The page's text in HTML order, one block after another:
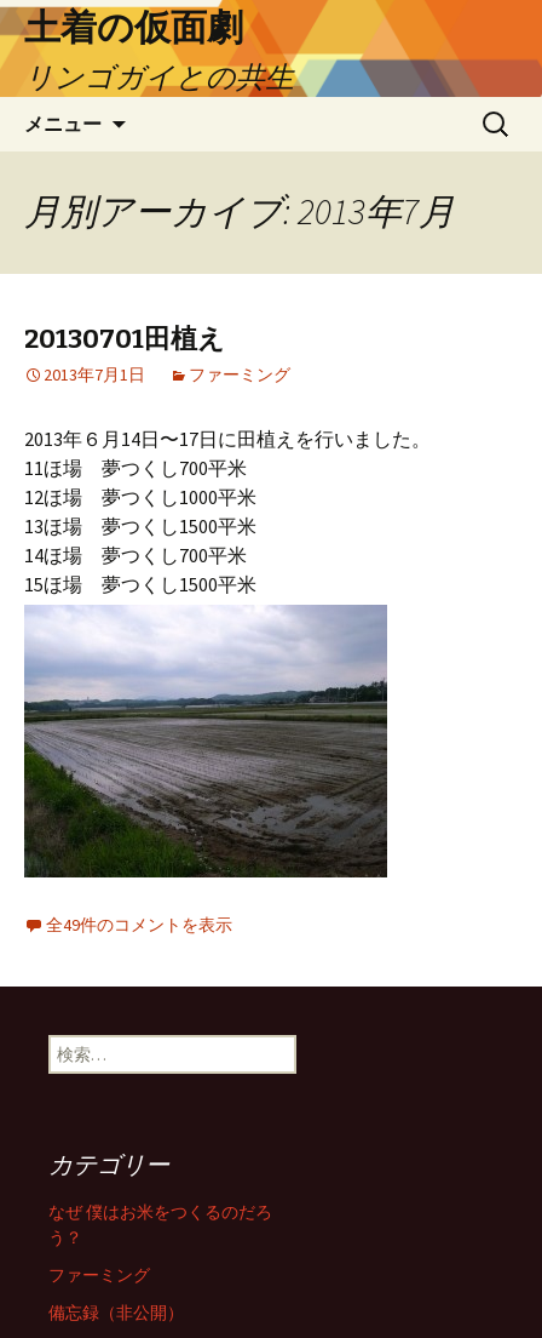
土着の仮面劇
リンゴガイとの共生
メニュー
ン
ッ
プ
検
索:
月別アーカイブ: 2013年7月
20130701田植え
2013年7月1日 ファーミング
2013年６月14日〜17日に田植えを行いました。
11ほ場 夢つくし700平米
12ほ場 夢つくし1000平米
13ほ場 夢つくし1500平米
14ほ場 夢つくし700平米
15ほ場 夢つくし1500平米
全49件のコメントを表示
検
索:
カテゴリー
なぜ 僕はお米をつくるのだろ
う？
ファーミング
備忘録（非公開）